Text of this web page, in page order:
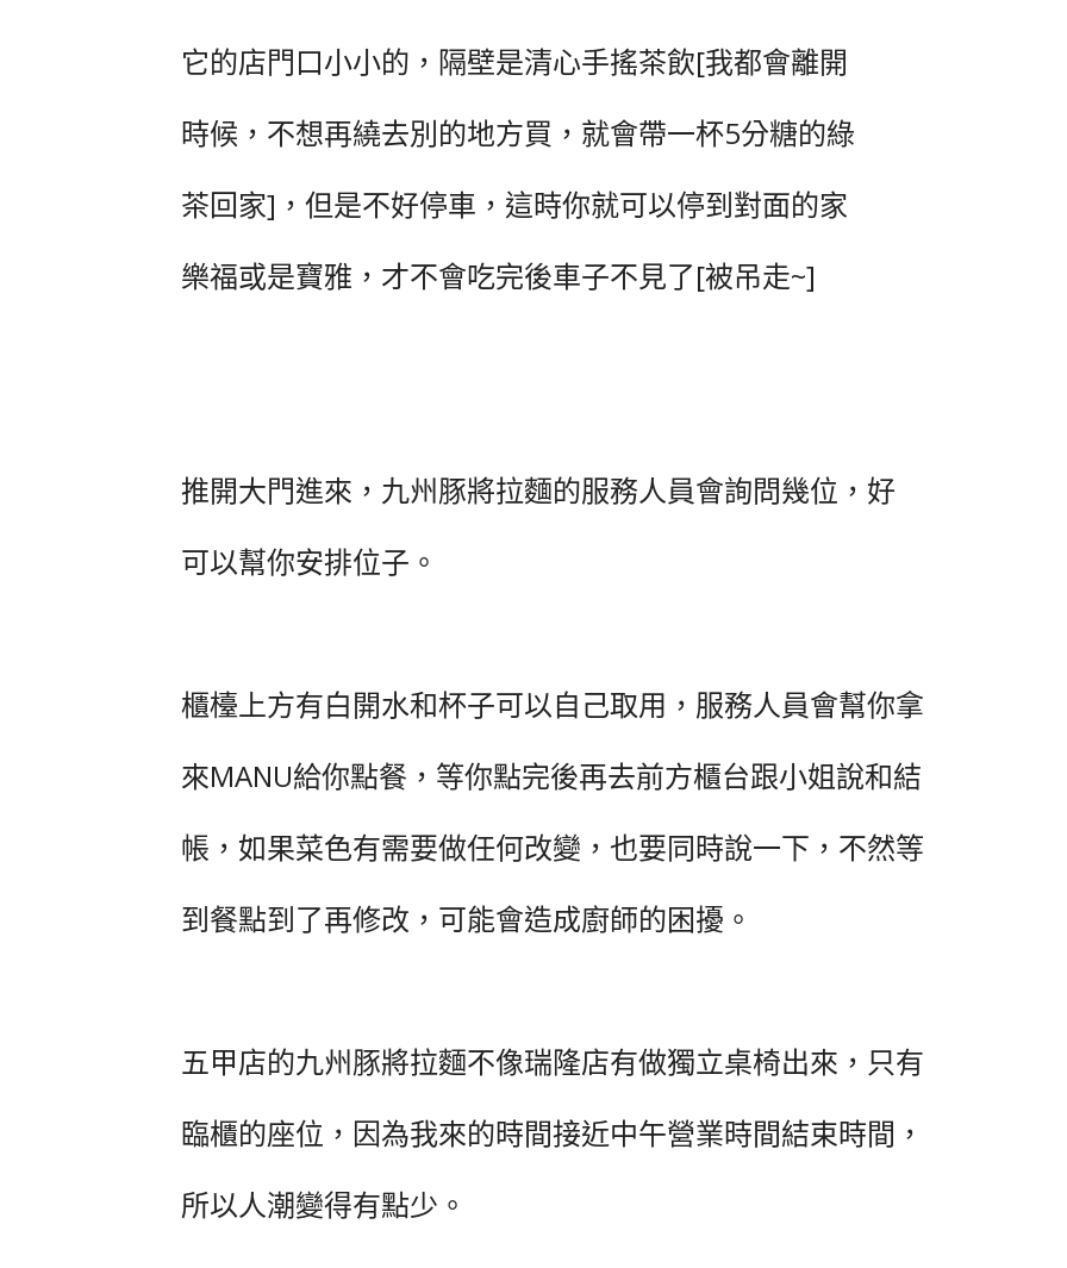
它的店門口小小的，隔壁是清心手搖茶飲[我都會離開
時候，不想再繞去別的地方買，就會帶一杯5分糖的綠
茶回家]，但是不好停車，這時你就可以停到對面的家
樂福或是寶雅，才不會吃完後車子不見了[被吊走~]
推開大門進來，九州豚將拉麵的服務人員會詢問幾位，好
可以幫你安排位子。
櫃檯上方有白開水和杯子可以自己取用，服務人員會幫你拿
來MANU給你點餐，等你點完後再去前方櫃台跟小姐說和結
帳，如果菜色有需要做任何改變，也要同時說一下，不然等
到餐點到了再修改，可能會造成廚師的困擾。
五甲店的九州豚將拉麵不像瑞隆店有做獨立桌椅出來，只有
臨櫃的座位，因為我來的時間接近中午營業時間結束時間，
所以人潮變得有點少。